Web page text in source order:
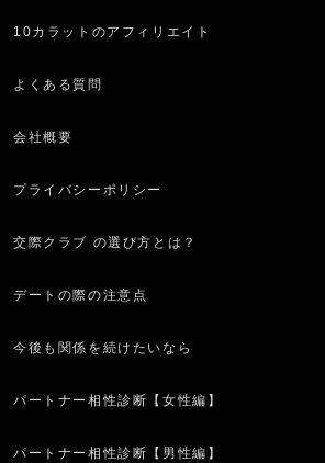
10カラットのアフィリエイト
よくある質問
会社概要
プライバシーポリシー
交際クラブ の選び方とは？
デートの際の注意点
今後も関係を続けたいなら
パートナー相性診断【女性編】
パートナー相性診断【男性編】